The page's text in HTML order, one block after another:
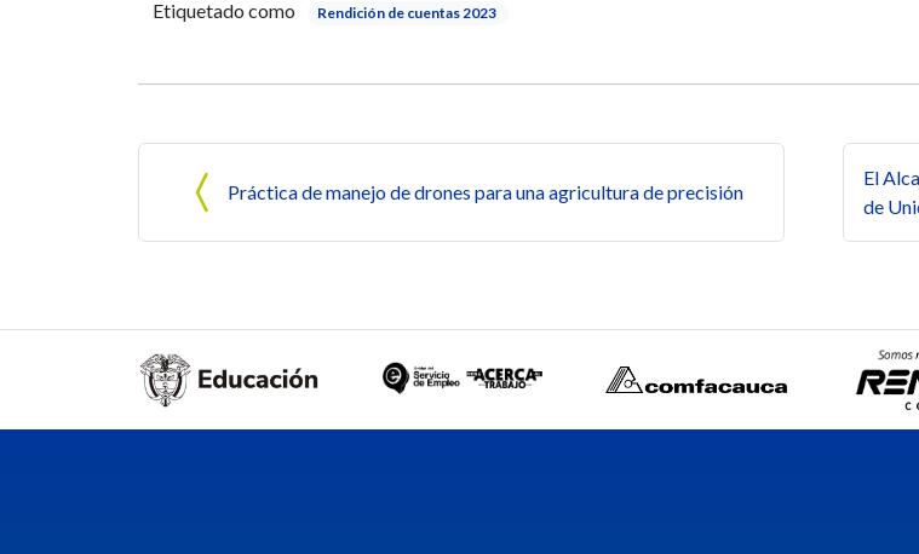
Etiquetado como Rendición de cuentas 2023
Navegación de entradas
Práctica de manejo de drones para una agricultura de precisión
El
de